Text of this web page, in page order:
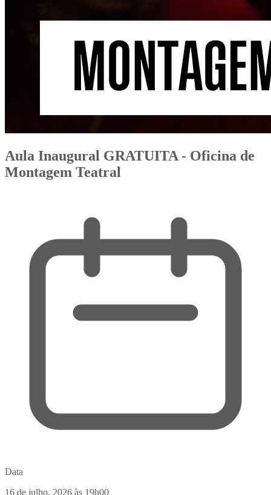
Aula Inaugural GRATUITA - Oficina de
Montagem Teatral
Data
16 de julho, 2026 às 19h00